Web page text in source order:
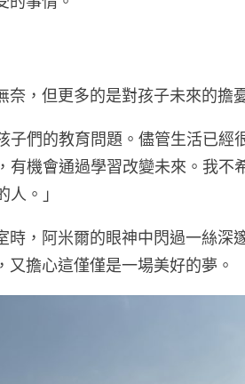
，但更多的是對孩子未來的擔
子們的教育問題。儘管生活已經
有機會通過學習改變未來。我不
。」
，阿米爾的眼神中閃過一絲深
擔心這僅僅是一場美好的夢。